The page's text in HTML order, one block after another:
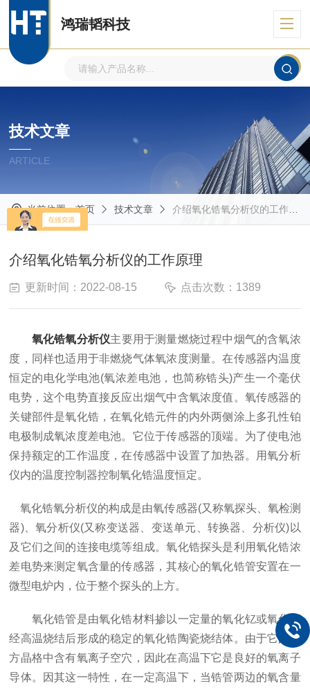
鸿瑞韬科技
技术文章
ARTICLE
当前位置：首页 技术文章 介绍氧化锆氧分析仪的工作原理
介绍氧化锆氧分析仪的工作原理
更新时间：2022-08-15 点击次数：1389
氧化锆氧分析仪主要用于测量燃烧过程中烟气的含氧浓
度，同样也适用于非燃烧气体氧浓度测量。在传感器内温度
恒定的电化学电池(氧浓差电池，也简称锆头)产生一个毫伏
电势，这个电势直接反应出烟气中含氧浓度值。氧传感器的
关键部件是氧化锆，在氧化锆元件的内外两侧涂上多孔性铂
电极制成氧浓度差电池。它位于传感器的顶端。为了使电池
保持额定的工作温度，在传感器中设置了加热器。用氧分析
仪内的温度控制器控制氧化锆温度恒定。
氧化锆氧分析仪的构成是由氧传感器(又称氧探头、氧检测
器)、氧分析仪(又称变送器、变送单元、转换器、分析仪)以
及它们之间的连接电缆等组成。氧化锆探头是利用氧化锆浓
差电势来测定氧含量的传感器，其核心的氧化锆管安置在一
微型电炉内，位于整个探头的上方。
氧化锆管是由氧化锆材料掺以一定量的氧化钇或氧化钙
经高温烧结后形成的稳定的氧化锆陶瓷烧结体。由于它的立
方晶格中含有氧离子空穴，因此在高温下它是良好的氧离子
导体。因其这一特性，在一定高温下，当锆管两边的氧含量